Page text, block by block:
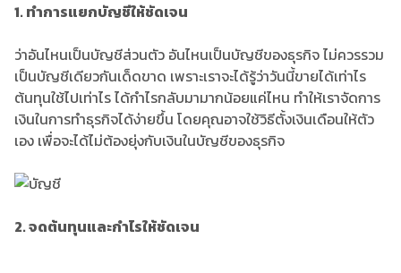
1.ทำการแยกบัญชีให้ชัดเจน
ว่าอันไหนเป็นบัญชีส่วนตัว อันไหนเป็นบัญชีของธุรกิจ ไม่ควรรวม
เป็นบัญชีเดียวกันเด็ดขาด เพราะเราจะได้รู้ว่าวันนี้ขายได้เท่าไร
ต้นทุนใช้ไปเท่าไร ได้กำไรกลับมามากน้อยแค่ไหน ทำให้เราจัดการ
เงินในการทำธุรกิจได้ง่ายขึ้น โดยคุณอาจใช้วิธีตั้งเงินเดือนให้ตัว
เอง เพื่อจะได้ไม่ต้องยุ่งกับเงินในบัญชีของธุรกิจ
2. จดต้นทุนและกำไรให้ชัดเจน